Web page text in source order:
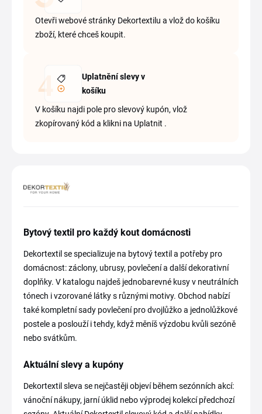
Otevři webové stránky Dekortextilu a vlož do košíku
zboží, které chceš koupit.
Uplatnění slevy v
košíku
V košíku najdi pole pro slevový kupón, vlož
zkopírovaný kód a klikni na Uplatnit .
Bytový textil pro každý kout domácnosti
Dekortextil se specializuje na bytový textil a potřeby pro
domácnost: záclony, ubrusy, povlečení a další dekorativní
doplňky. V katalogu najdeš jednobarevné kusy v neutrálních
tónech i vzorované látky s různými motivy. Obchod nabízí
také kompletní sady povlečení pro dvojlůžko a jednolůžkové
postele a poslouží i tehdy, když měníš výzdobu kvůli sezóně
nebo svátkům.
Aktuální slevy a kupóny
Dekortextil sleva se nejčastěji objeví během sezónních akcí:
vánoční nákupy, jarní úklid nebo výprodej kolekcí předchozí